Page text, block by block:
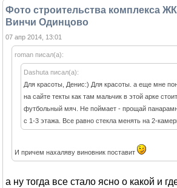
Фото строительства комплекса
Винчи Одинцово
07 апр 2014, 13:01
roman писал(а):
Dashuta писал(а):
Для красоты, Денис:) Для красоты. а еще мне
на сайте текты как там мальчик в этой арке
футбольный мяч. Не поймает - прощай
с 1-3 этажа. Все равно стекла менять на 2-
И причем нахаляву виновник поставит
а ну тогда все стало ясно о какой и